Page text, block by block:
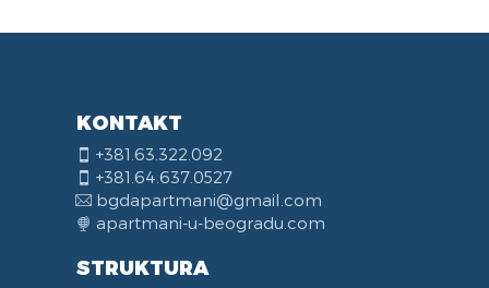
KONTAKT
+381.63.322.092
+381.64.637.0527
bgdapartmani@gmail.com
apartmani-u-beogradu.com
STRUKTURA